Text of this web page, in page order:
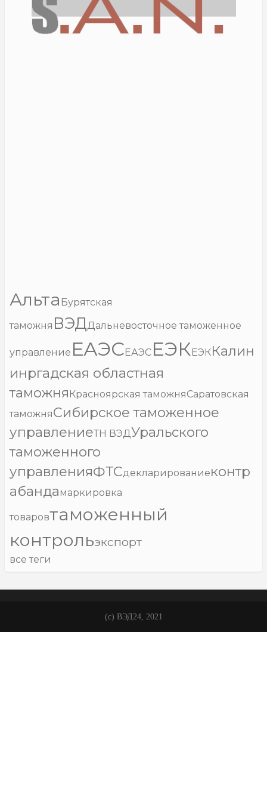
Альта Бурятская
таможня ВЭДДальневосточное таможенное
управление ЕАЭС ЕАЭС ЕЭК ЕЭККалин
инргадская областная
таможня Красноярская таможняСаратовская
таможняСибирское таможенное
управлениеТН ВЭДУральского
таможенного
управленияФТСдекларированиеконтр
абанда маркировка
товаровтаможенный
контрольэкспорт
все теги
(с) ВЭД24, 2021